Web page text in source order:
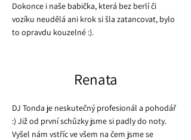
Dokonce i naše babička, která bez berlí či
vozíku neudělá ani krok si šla zatancovat, bylo
to opravdu kouzelné :).
Renata
DJ Tonda je neskutečný profesionál a pohodář
:) Již od první schůzky jsme si padly do noty.
Vyšel nám vstříc ve všem na čem jsme se